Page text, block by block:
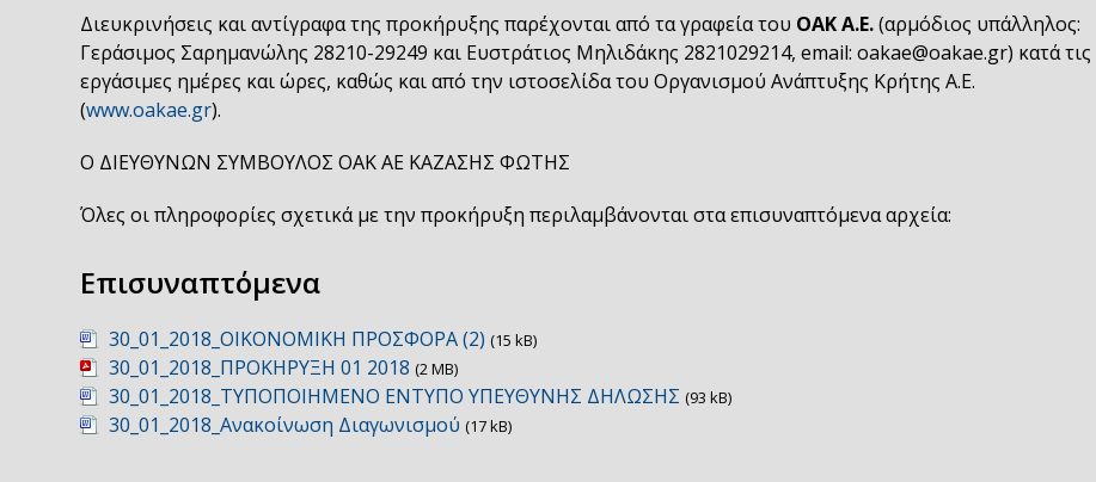
Διευκρινήσεις και αντίγραφα της προκήρυξης παρέχονται από τα γραφεία του ΟΑΚ Α.Ε.(αρμόδιος υπάλληλος:
Γεράσιμος Σαρημανώλης 28210-29249 και Ευστράτιος Μηλιδάκης 2821029214, email: oakae@oakae.gr) κατά τις
εργάσιμες ημέρες και ώρες, καθώς και από την ιστοσελίδα του Οργανισμού Ανάπτυξης Κρήτης A.E.
(www.oakae.gr).
Ο ΔΙΕΥΘΥΝΩΝ ΣΥΜΒΟΥΛΟΣ ΟΑΚ ΑΕ ΚΑΖΑΣΗΣ ΦΩΤΗΣ
Όλες οι πληροφορίες σχετικά με την προκήρυξη περιλαμβάνονται στα επισυναπτόμενα αρχεία:
Επισυναπτόμενα
30_01_2018_ΟΙΚΟΝΟΜΙΚΗ ΠΡΟΣΦΟΡΑ (2) (15 kB)
30_01_2018_ΠΡΟΚΗΡΥΞΗ 01 2018 (2 MB)
30_01_2018_ΤΥΠΟΠΟΙΗΜΕΝΟ ΕΝΤΥΠΟ ΥΠΕΥΘΥΝΗΣ ΔΗΛΩΣΗΣ (93 kB)
30_01_2018_Ανακοίνωση Διαγωνισμού (17 kB)